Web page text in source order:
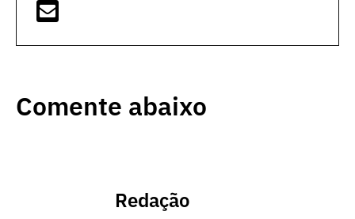
Comente abaixo
Redação